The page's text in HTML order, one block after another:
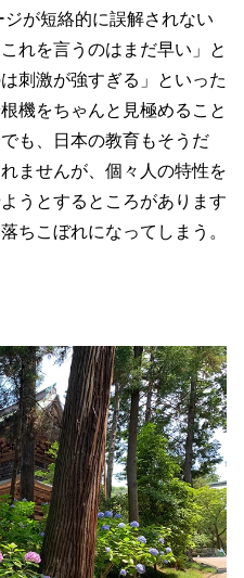
が短絡的に誤解されない
れを言うのはまだ早い」と
刺激が強すぎる」といった
機をちゃんと見極めること
も、日本の教育もそうだ
ませんが、個々人の特性を
うとするところがあります
ちこぼれになってしまう。